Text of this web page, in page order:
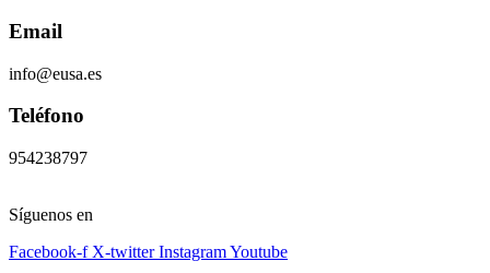
Email
info@eusa.es
Teléfono
954238797
Síguenos en
Facebook-f X-twitter InstagramYoutube